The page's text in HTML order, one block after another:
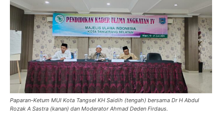
Paparan-Ketum MUI Kota Tangsel KH Saidih (tengah) bersama Dr H Abdul
Rozak A Sastra (kanan) dan Moderator Ahmad Deden Firdaus.